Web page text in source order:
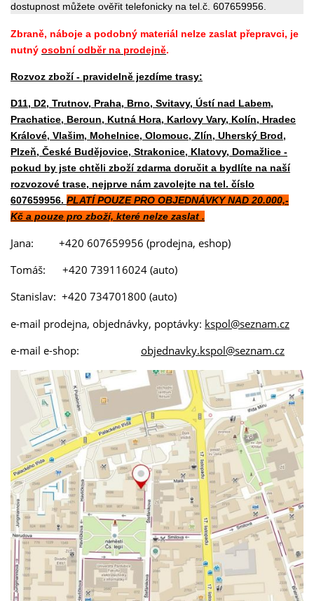
dostupnost můžete ověřit telefonicky na tel.č. 607659956.
Zbraně, náboje a podobný materiál nelze zaslat přepravci, je
nutný osobní odběr na prodejně.
Rozvoz zboží - pravidelně jezdíme trasy:
D11, D2, Trutnov, Praha, Brno, Svitavy, Ústí nad Labem,
Prachatice, Beroun, Kutná Hora, Karlovy Vary, Kolín, Hradec
Králové, Vlašim, Mohelnice, Olomouc, Zlín, Uherský Brod,
Plzeň, České Budějovice, Strakonice, Klatovy, Domažlice -
pokud by jste chtěli zboží zdarma doručit a bydlíte na naší
rozvozové trase, nejprve nám zavolejte na tel. číslo
607659956. PLATÍ POUZE PRO OBJEDNÁVKY NAD 20.000,-
Kč a pouze pro zboží, které nelze zaslat .
Jana: +420 607659956 (prodejna, eshop)
Tomáš: +420 739116024 (auto)
Stanislav: +420 734701800 (auto)
e-mail prodejna, objednávky, poptávky: kspol@seznam.cz
e-mail e-shop: objednavky.kspol@seznam.cz